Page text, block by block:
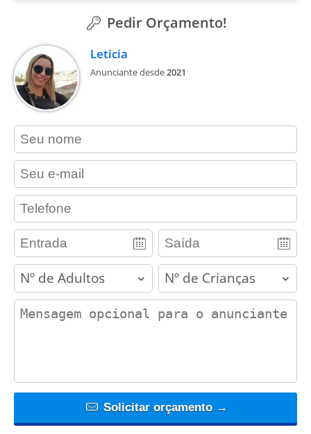
Pedir Orçamento!
Leticia
Anunciante desde2021
contact_name
contact_email
contact_phone
adults children
contact_message
Solicitar orçamento →